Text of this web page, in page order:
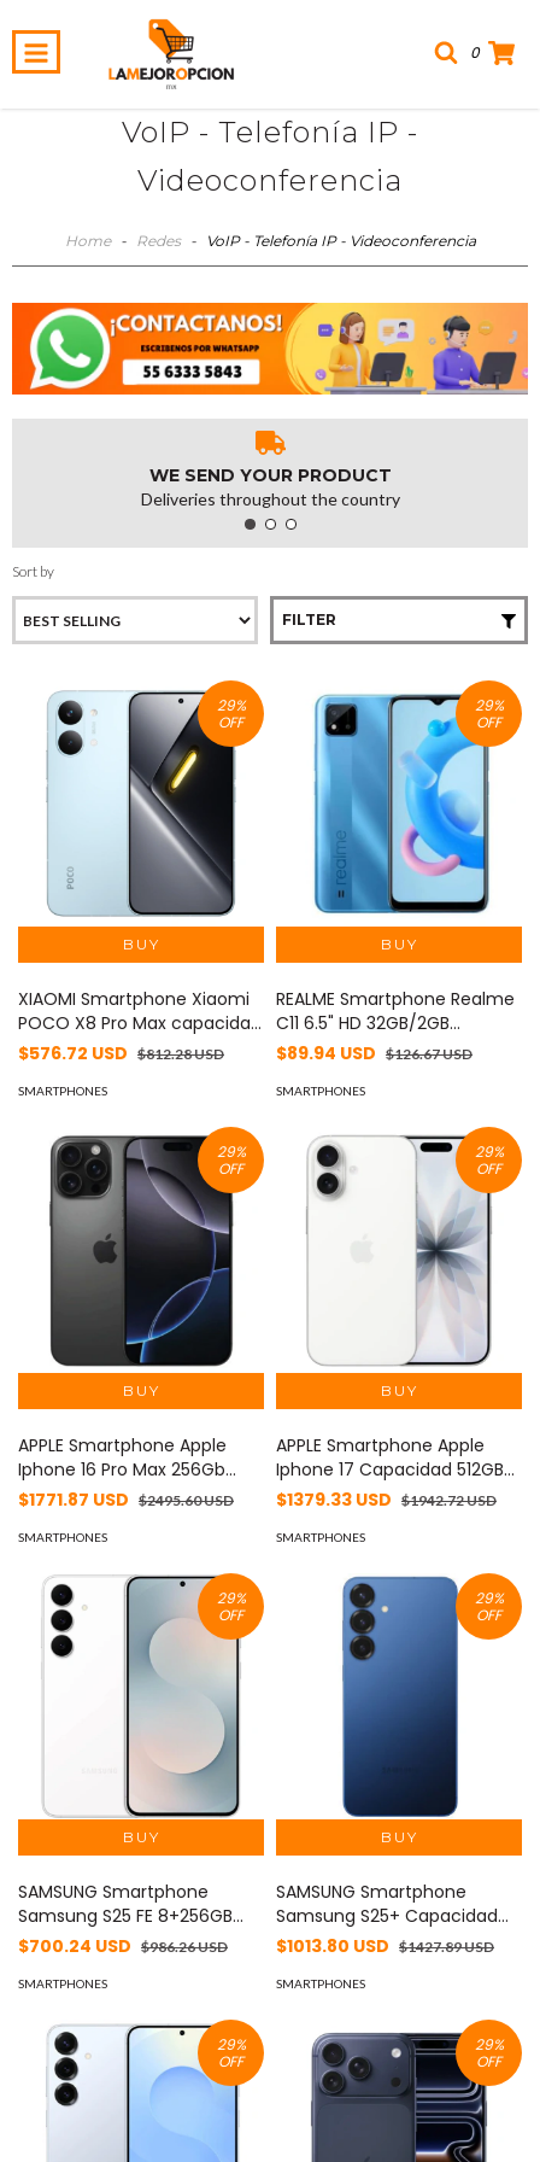
0
VoIP - Telefonía IP -
Videoconferencia
Home - Redes - VoIP - Telefonía IP - Videoconferencia
WE SEND YOUR PRODUCT
Deliveries throughout the country
Sort by
FILTER
29%
OFF
XIAOMI Smartphone Xiaomi
POCO X8 Pro Max capacidad
12+512GB color Azul MOD: XI-
AZUL
$576.72 USD $812.28 USD
SMARTPHONES
29%
OFF
REALME Smartphone Realme
C11 6.5" HD 32GB/2GB
Cámara 13MP+2MP/5MP Helio
MOD: REALMEXC11-A
$89.94 USD $126.67 USD
SMARTPHONES
29%
OFF
APPLE Smartphone Apple
Iphone 16 Pro Max 256Gb
Color Titanio Negro MOD:
$1771.87 USD $2495.60 USD
SMARTPHONES
29%
OFF
APPLE Smartphone Apple
Iphone 17 Capacidad 512GB
Color Blanco MOD: IPHONE-
$1379.33 USD $1942.72 USD
SMARTPHONES
29%
OFF
SAMSUNG Smartphone
Samsung S25 FE 8+256GB
Importado Color Blanco
BLANCO-SD
$700.24 USD $986.26 USD
SMARTPHONES
29%
OFF
SAMSUNG Smartphone
Samsung S25+ Capacidad
12+256Gb Importado Color
NAVY-DS
$1013.80 USD $1427.89 USD
SMARTPHONES
29%
OFF
29%
OFF